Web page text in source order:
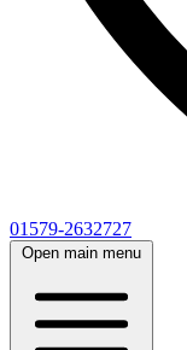
01579-2632727
Open main menu